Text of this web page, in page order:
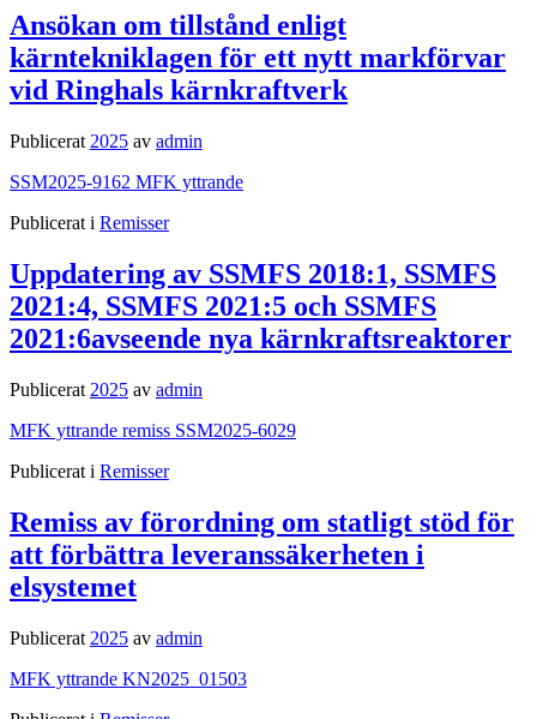
Ansökan om tillstånd enligt
kärntekniklagen för ett nytt markförvar
vid Ringhals kärnkraftverk
Publicerat 2025 av admin
SSM2025-9162 MFK yttrande
Publicerat i Remisser
Uppdatering av SSMFS 2018:1, SSMFS
2021:4, SSMFS 2021:5 och SSMFS
2021:6avseende nya kärnkraftsreaktorer
Publicerat 2025 av admin
MFK yttrande remiss SSM2025-6029
Publicerat i Remisser
Remiss av förordning om statligt stöd för
att förbättra leveranssäkerheten i
elsystemet
Publicerat 2025 av admin
MFK yttrande KN2025_01503